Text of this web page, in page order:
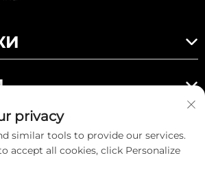
2025 Kaiwei Intelligent Technology
privacy
similar tools to provide our services.
accept all cookies, click Personalize